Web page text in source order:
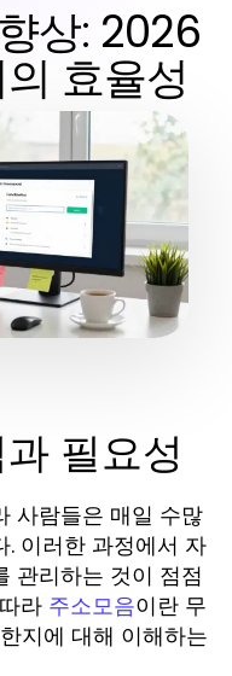
상: 2026
효율성
필요성
사람들은 매일 수많
. 이러한 과정에서 자
관리하는 것이 점점
라 주소모음이란 무
지에 대해 이해하는